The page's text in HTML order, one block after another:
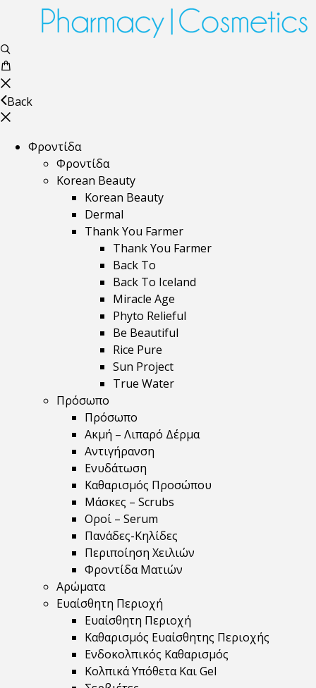
Back
Φροντίδα
Φροντίδα
Korean Beauty
Korean Beauty
Dermal
Thank You Farmer
Thank You Farmer
Back To
Back To Iceland
Miracle Age
Phyto Relieful
Be Beautiful
Rice Pure
Sun Project
True Water
Πρόσωπο
Πρόσωπο
Ακμή – Λιπαρό Δέρμα
Αντιγήρανση
Ενυδάτωση
Καθαρισμός Προσώπου
Μάσκες – Scrubs
Οροί – Serum
Πανάδες-Κηλίδες
Περιποίηση Χειλιών
Φροντίδα Ματιών
Αρώματα
Ευαίσθητη Περιοχή
Ευαίσθητη Περιοχή
Καθαρισμός Ευαίσθητης Περιοχής
Ενδοκολπικός Καθαρισμός
Κολπικά Υπόθετα Και Gel